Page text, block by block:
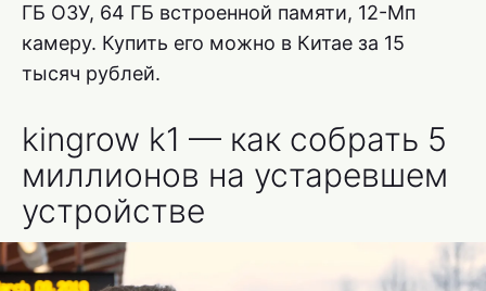
ГБ ОЗУ, 64 ГБ встроенной памяти, 12-Мп
камеру. Купить его можно в Китае за 15
тысяч рублей.
kingrow k1 — как собрать 5
миллионов на устаревшем
устройстве